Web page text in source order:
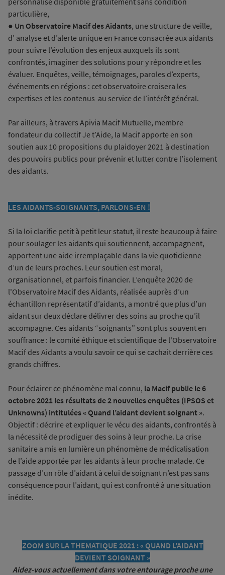
particulière,
● Un Observatoire Macif des Aidants, une structure de veille,
d’ analyse et d’alerte unique en France consacrée aux aidants
pour suivre l’évolution des enjeux auxquels ils sont
confrontés, imaginer des solutions pour y répondre et les
évaluer. Enquêtes, veille, témoignages, paroles d’experts,
événements en régions : cet observatoire croisera les
expertises et les contenus au service de l’intérêt général.
Par ailleurs, à travers Apivia Macif Mutuelle, membre
fondateur du collectif Je t’Aide, la Macif apporte en son
soutien aux 10 propositions du plaidoyer 2021 à destination
des pouvoirs publics pour prévenir et lutter contre l’isolement
des aidants.
LES AIDANTS-SOIGNANTS, PARLONS-EN !
Si la loi clarifie petit à petit leur statut, il reste beaucoup à faire
pour soulager les aidants qui soutiennent, accompagnent,
apportent une aide irremplaçable dans la vie quotidienne
d’un de leurs proches. Leur soutien est moral,
organisationnel, et parfois financier. L’enquête 2020 de
l'Observatoire Macif des Aidants, réalisée auprès d’un
échantillon représentatif d’aidants, a montré que plus d’un
aidant sur deux déclare délivrer des soins au proche qu’il
accompagne. Ces aidants “soignants” sont plus souvent en
souffrance : le comité éthique et scientifique de l'Observatoire
Macif des Aidants a voulu savoir ce qui se cachait derrière ces
grands chiffres.
Pour éclairer ce phénomène mal connu, la Macif publie le 6
octobre 2021 les résultats de 2 nouvelles enquêtes (IPSOS et
Unknowns) intitulées « Quand l’aidant devient soignant ».
Objectif : décrire et expliquer le vécu des aidants, confrontés à
la nécessité de prodiguer des soins à leur proche. La crise
sanitaire a mis en lumière un phénomène de médicalisation
de l’aide apportée par les aidants à leur proche malade. Ce
passage d’un rôle d’aidant à celui de soignant n’est pas sans
conséquence pour l’aidant, qui est confronté à une situation
inédite.
ZOOM SUR LA THEMATIQUE 2021 : « QUAND L’AIDANT
DEVIENT SOIGNANT »
Aidez-vous actuellement dans votre entourage proche une